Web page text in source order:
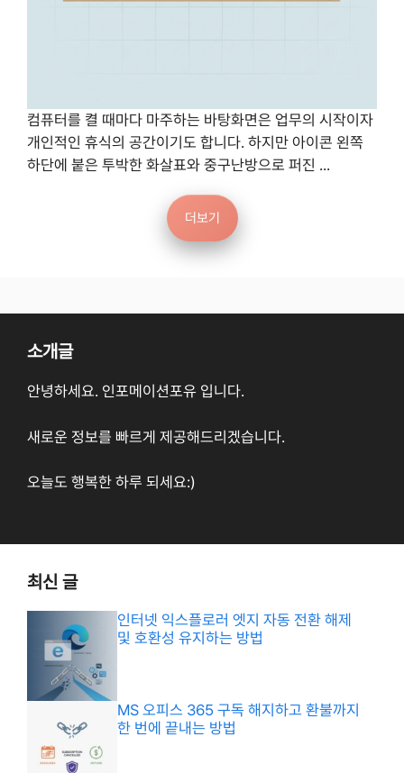
컴퓨터를 켤 때마다 마주하는 바탕화면은 업무의 시작이자
개인적인 휴식의 공간이기도 합니다. 하지만 아이콘 왼쪽
하단에 붙은 투박한 화살표와 중구난방으로 퍼진 ...
더보기
소개글
안녕하세요. 인포메이션포유 입니다.
새로운 정보를 빠르게 제공해드리겠습니다.
오늘도 행복한 하루 되세요:)
최신 글
인터넷 익스플로러 엣지 자동 전환 해제
및 호환성 유지하는 방법
MS 오피스 365 구독 해지하고 환불까지
한 번에 끝내는 방법